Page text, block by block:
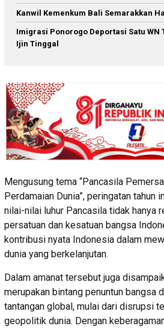
Kanwil Kemenkum Bali Semarakkan
Imigrasi Ponorogo Deportasi Satu WN
Ijin Tinggal
Mengusung tema “Pancasila
Perdamaian Dunia”, peringatan tahun
nilai-nilai luhur Pancasila tidak hanya
persatuan dan kesatuan bangsa
kontribusi nyata Indonesia dalam
dunia yang berkelanjutan.
Dalam amanat tersebut juga
merupakan bintang penuntun bangsa
tantangan global, mulai dari disrupsi
geopolitik dunia. Dengan